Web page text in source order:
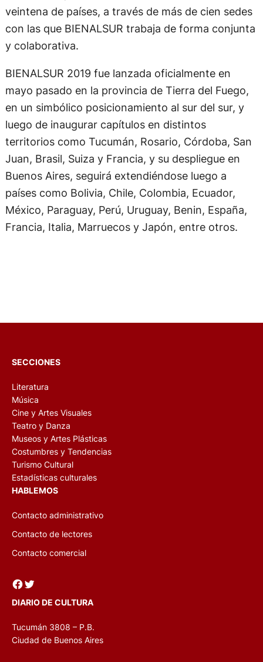
veintena de países, a través de más de cien sedes
con las que BIENALSUR trabaja de forma conjunta
y colaborativa.
BIENALSUR 2019 fue lanzada oficialmente en
mayo pasado en la provincia de Tierra del Fuego,
en un simbólico posicionamiento al sur del sur, y
luego de inaugurar capítulos en distintos
territorios como Tucumán, Rosario, Córdoba, San
Juan, Brasil, Suiza y Francia, y su despliegue en
Buenos Aires, seguirá extendiéndose luego a
países como Bolivia, Chile, Colombia, Ecuador,
México, Paraguay, Perú, Uruguay, Benin, España,
Francia, Italia, Marruecos y Japón, entre otros.
SECCIONES
Literatura
Música
Cine y Artes Visuales
Teatro y Danza
Museos y Artes Plásticas
Costumbres y Tendencias
Turismo Cultural
Estadísticas culturales
HABLEMOS
Contacto administrativo
Contacto de lectores
Contacto comercial
Facebook Twitter
DIARIO DE CULTURA
Tucumán 3808 – P.B.
Ciudad de Buenos Aires